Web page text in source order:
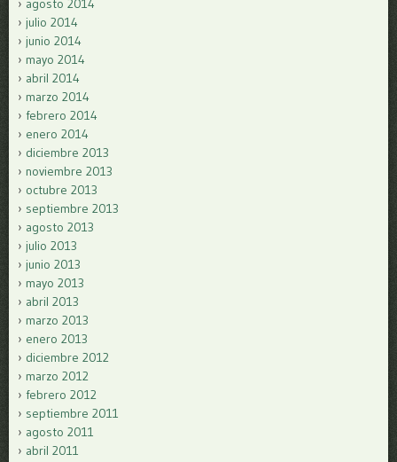
agosto 2014
julio 2014
junio 2014
mayo 2014
abril 2014
marzo 2014
febrero 2014
enero 2014
diciembre 2013
noviembre 2013
octubre 2013
septiembre 2013
agosto 2013
julio 2013
junio 2013
mayo 2013
abril 2013
marzo 2013
enero 2013
diciembre 2012
marzo 2012
febrero 2012
septiembre 2011
agosto 2011
abril 2011